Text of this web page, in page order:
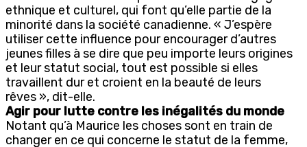
ethnique et culturel, qui font qu’elle partie de la
minorité dans la société canadienne. « J’espère
utiliser cette influence pour encourager d’autres
jeunes filles à se dire que peu importe leurs origines
et leur statut social, tout est possible si elles
travaillent dur et croient en la beauté de leurs
rêves », dit-elle.
Agir pour lutte contre les inégalités du monde
Notant qu’à Maurice les choses sont en train de
changer en ce qui concerne le statut de la femme,